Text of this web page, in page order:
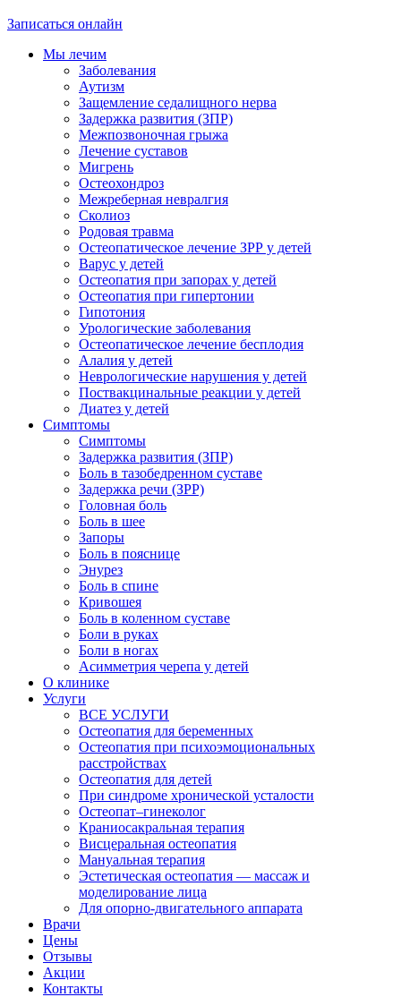
Записаться онлайн
Мы лечим
Заболевания
Аутизм
Защемление седалищного нерва
Задержка развития (ЗПР)
Межпозвоночная грыжа
Лечение суставов
Мигрень
Остеохондроз
Межреберная невралгия
Сколиоз
Родовая травма
Остеопатическое лечение ЗРР у детей
Варус у детей
Остеопатия при запорах у детей
Остеопатия при гипертонии
Гипотония
Урологические заболевания
Остеопатическое лечение бесплодия
Алалия у детей
Неврологические нарушения у детей
Поствакцинальные реакции у детей
Диатез у детей
Симптомы
Симптомы
Задержка развития (ЗПР)
Боль в тазобедренном суставе
Задержка речи (ЗРР)
Головная боль
Боль в шее
Запоры
Боль в пояснице
Энурез
Боль в спине
Кривошея
Боль в коленном суставе
Боли в руках
Боли в ногах
Асимметрия черепа у детей
О клинике
Услуги
ВСЕ УСЛУГИ
Остеопатия для беременных
Остеопатия при психоэмоциональных
расстройствах
Остеопатия для детей
При синдроме хронической усталости
Остеопат–гинеколог
Краниосакральная терапия
Висцеральная остеопатия
Мануальная терапия
Эстетическая остеопатия — массаж и
моделирование лица
Для опорно-двигательного аппарата
Врачи
Цены
Отзывы
Акции
Контакты